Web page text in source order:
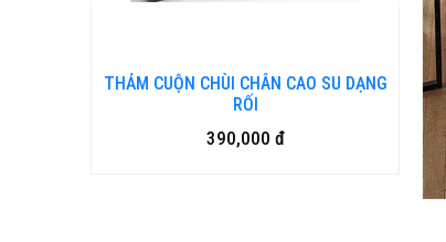
Bàn ghế gỗ nhựa ngoài trời BP-456
15,500,000 đ